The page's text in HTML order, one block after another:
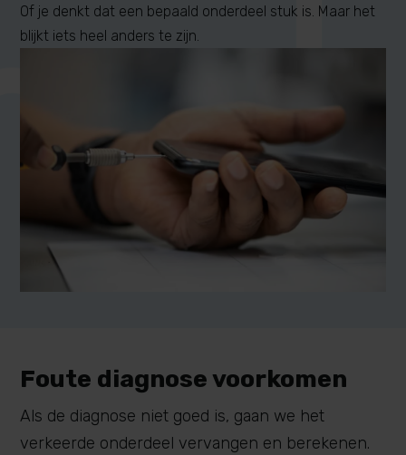
Of je denkt dat een bepaald onderdeel stuk is. Maar het
blijkt iets heel anders te zijn.
Foute diagnose voorkomen
Als de diagnose niet goed is, gaan we het
verkeerde onderdeel vervangen en berekenen.